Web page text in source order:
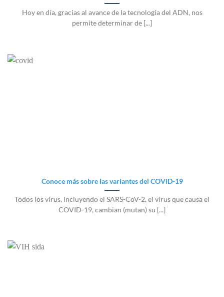
Hoy en día, gracias al avance de la tecnología del ADN, nos
permite determinar de [...]
Conoce más sobre las variantes del COVID-19
Todos los virus, incluyendo el SARS-CoV-2, el virus que causa el
COVID-19, cambian (mutan) su [...]